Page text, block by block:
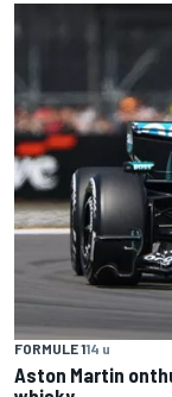
FORMULE 114 u
Aston Martin